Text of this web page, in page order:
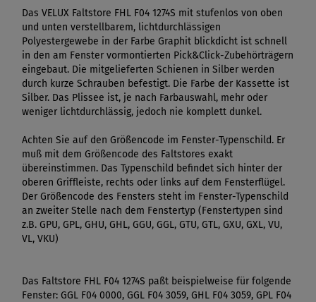
Das VELUX Faltstore FHL F04 1274S mit stufenlos von oben
und unten verstellbarem, lichtdurchlässigen
Polyestergewebe in der Farbe Graphit blickdicht ist schnell
in den am Fenster vormontierten Pick&Click-Zubehörträgern
eingebaut. Die mitgelieferten Schienen in Silber werden
durch kurze Schrauben befestigt. Die Farbe der Kassette ist
Silber. Das Plissee ist, je nach Farbauswahl, mehr oder
weniger lichtdurchlässig, jedoch nie komplett dunkel.
Achten Sie auf den Größencode im Fenster-Typenschild. Er
muß mit dem Größencode des Faltstores exakt
übereinstimmen. Das Typenschild befindet sich hinter der
oberen Griffleiste, rechts oder links auf dem Fensterflügel.
Der Größencode des Fensters steht im Fenster-Typenschild
an zweiter Stelle nach dem Fenstertyp (Fenstertypen sind
z.B. GPU, GPL, GHU, GHL, GGU, GGL, GTU, GTL, GXU, GXL, VU,
VL, VKU)
Das Faltstore FHL F04 1274S paßt beispielweise für folgende
Fenster: GGL F04 0000, GGL F04 3059, GHL F04 3059, GPL F04